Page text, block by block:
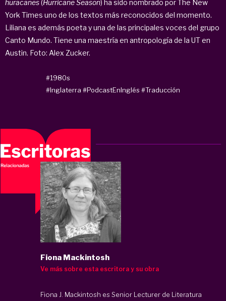
huracanes(Hurricane Season) ha sido nombrado por The New
York Times uno de los textos más reconocidos del momento.
Liliana es además poeta y una de las principales voces del grupo
Canto Mundo. Tiene una maestría en antropología de la UT en
Austin. Foto: Alex Zucker.
#1980s
#Inglaterra #PodcastEnInglés #Traducción
Fiona Mackintosh
Ve más sobre esta escritora y su obra
Fiona J. Mackintosh es Senior Lecturer de Literatura